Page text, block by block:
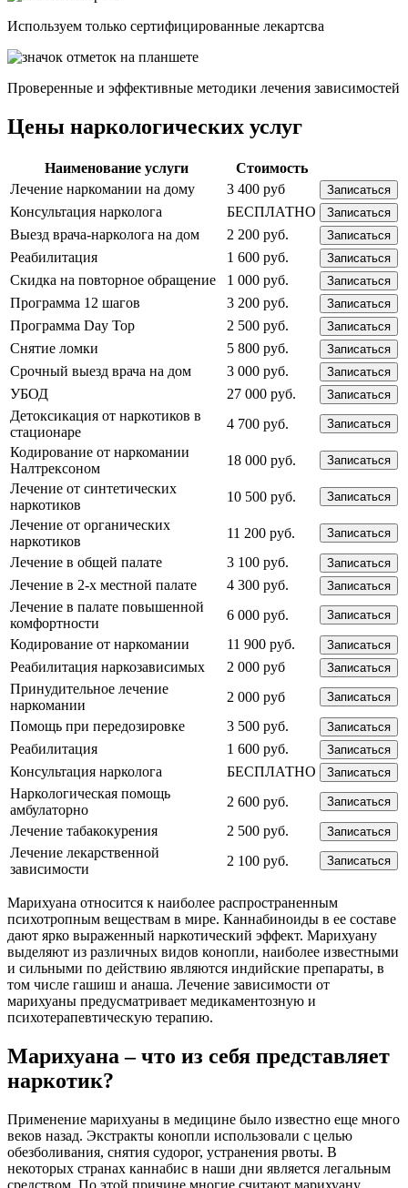
Используем только сертифицированные лекартсва
Проверенные и эффективные методики лечения зависимостей
Цены наркологических услуг
Наименование услуги
Стоимость
Лечение наркомании на дому
3 400 руб Записаться
Консультация нарколога БЕСПЛАТНО Записаться
Выезд врача-нарколога на дом 2 200 руб. Записаться
Реабилитация 1 600 руб. Записаться
Скидка на повторное обращение 1 000 руб. Записаться
Программа 12 шагов 3 200 руб. Записаться
Программа Day Top 2 500 руб. Записаться
Снятие ломки 5 800 руб. Записаться
Срочный выезд врача на дом 3 000 руб. Записаться
УБОД 27 000 руб. Записаться
Детоксикация от наркотиков в
стационаре
4 700 руб. Записаться
Кодирование от наркомании
Налтрексоном
18 000 руб. Записаться
Лечение от синтетических
наркотиков
10 500 руб. Записаться
Лечение от органических
наркотиков
11 200 руб. Записаться
Лечение в общей палате 3 100 руб. Записаться
Лечение в 2-х местной палате 4 300 руб. Записаться
Лечение в палате повышенной
комфортности
6 000 руб. Записаться
Кодирование от наркомании 11 900 руб. Записаться
Реабилитация наркозависимых 2 000 руб Записаться
Принудительное лечение
наркомании
2 000 руб Записаться
Помощь при передозировке 3 500 руб. Записаться
Реабилитация 1 600 руб. Записаться
Консультация нарколога БЕСПЛАТНО Записаться
Наркологическая помощь
амбулаторно
2 600 руб. Записаться
Лечение табакокурения 2 500 руб. Записаться
Лечение лекарственной
зависимости
2 100 руб. Записаться
Марихуана относится к наиболее распространенным
психотропным веществам в мире. Каннабиноиды в ее составе
дают ярко выраженный наркотический эффект. Марихуану
выделяют из различных видов конопли, наиболее известными
и сильными по действию являются индийские препараты, в
том числе гашиш и анаша. Лечение зависимости от
марихуаны предусматривает медикаментозную и
психотерапевтическую терапию.
Марихуана – что из себя представляет
наркотик?
Применение марихуаны в медицине было известно еще много
веков назад. Экстракты конопли использовали с целью
обезболивания, снятия судорог, устранения рвоты. В
некоторых странах каннабис в наши дни является легальным
средством. По этой причине многие считают марихуану